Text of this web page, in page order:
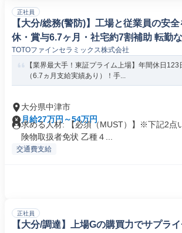
正社員
【大分/総務(警防)】工場と従業員の安
休・賞与6.7ヶ月・社宅約7割補助 転勤
TOTOグループの安定基盤でリスクマネ
TOTOファインセラミックス株式会社
【業界最大手！東証プライム上場】年間休日123
（6.7ヵ月支給実績あり）！手...
大分県中津市
月給27万円～54万円
求める人材: 【必須（MUST）】※下記2点
険物取扱者免状 乙種４...
交通費支給
正社員
【大分/調達】上場Gの購買力でサプラ